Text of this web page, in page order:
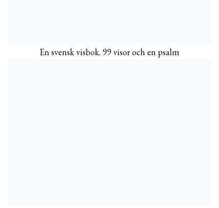
En svensk visbok. 99 visor och en psalm